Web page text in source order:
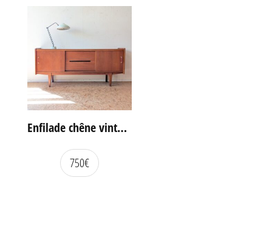
Enfilade chêne vintage portes coulissantes
750€